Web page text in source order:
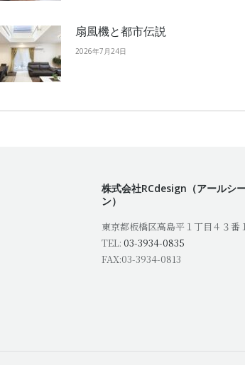
扇風機と都市伝説
2026年7月24日
株式会社RCdesign（アールシ
ン）
東京都板橋区高島平１丁目４３番
TEL: 03-3934-0835
FAX:03-3934-0813